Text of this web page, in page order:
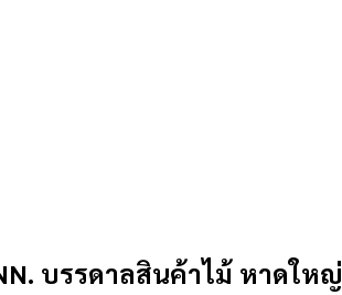
บรรดาลสินค้าไม้ หาดใหญ่